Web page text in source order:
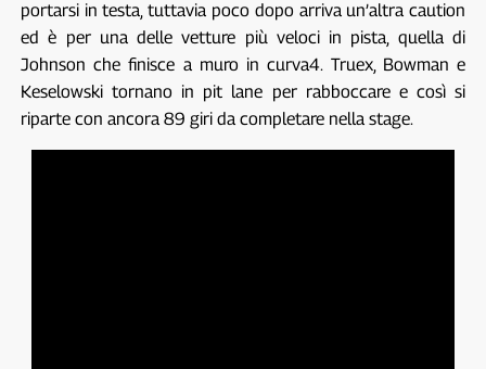
portarsi in testa, tuttavia poco dopo arriva un’altra caution
ed è per una delle vetture più veloci in pista, quella di
Johnson che finisce a muro in curva4. Truex, Bowman e
Keselowski tornano in pit lane per rabboccare e così si
riparte con ancora 89 giri da completare nella stage.